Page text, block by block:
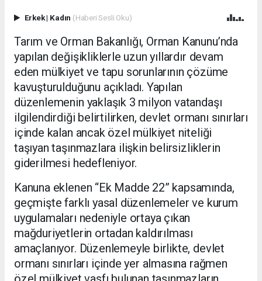
Erkek| Kadın (Haberi Sesli Oku)
Tarım ve Orman Bakanlığı, Orman Kanunu’nda
yapılan değişikliklerle uzun yıllardır devam
eden mülkiyet ve tapu sorunlarının çözüme
kavuşturulduğunu açıkladı. Yapılan
düzenlemenin yaklaşık 3 milyon vatandaşı
ilgilendirdiği belirtilirken, devlet ormanı sınırları
içinde kalan ancak özel mülkiyet niteliği
taşıyan taşınmazlara ilişkin belirsizliklerin
giderilmesi hedefleniyor.
Kanuna eklenen “Ek Madde 22” kapsamında,
geçmişte farklı yasal düzenlemeler ve kurum
uygulamaları nedeniyle ortaya çıkan
mağduriyetlerin ortadan kaldırılması
amaçlanıyor. Düzenlemeyle birlikte, devlet
ormanı sınırları içinde yer almasına rağmen